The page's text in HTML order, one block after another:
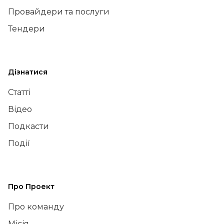
Провайдери та послуги
Тендери
Дізнатися
Статті
Відео
Подкасти
Події
Про Проект
Про команду